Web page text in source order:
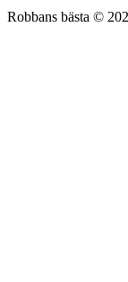
Robbans bästa ©